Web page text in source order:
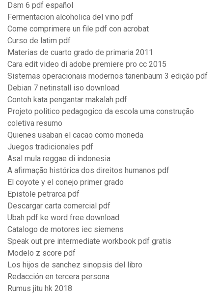
Dsm 6 pdf español
Fermentacion alcoholica del vino pdf
Come comprimere un file pdf con acrobat
Curso de latim pdf
Materias de cuarto grado de primaria 2011
Cara edit video di adobe premiere pro cc 2015
Sistemas operacionais modernos tanenbaum 3 edição pdf
Debian 7 netinstall iso download
Contoh kata pengantar makalah pdf
Projeto politico pedagogico da escola uma construção
coletiva resumo
Quienes usaban el cacao como moneda
Juegos tradicionales pdf
Asal mula reggae di indonesia
A afirmação histórica dos direitos humanos pdf
El coyote y el conejo primer grado
Epistole petrarca pdf
Descargar carta comercial pdf
Ubah pdf ke word free download
Catalogo de motores iec siemens
Speak out pre intermediate workbook pdf gratis
Modelo z score pdf
Los hijos de sanchez sinopsis del libro
Redacción en tercera persona
Rumus jitu hk 2018